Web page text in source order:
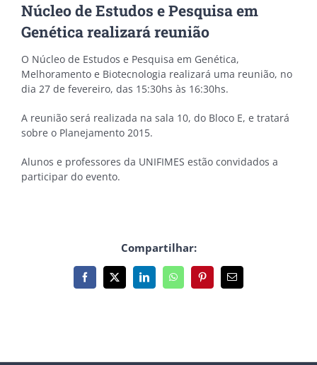
Núcleo de Estudos e Pesquisa em
Genética realizará reunião
O Núcleo de Estudos e Pesquisa em Genética,
Melhoramento e Biotecnologia realizará uma reunião, no
dia 27 de fevereiro, das 15:30hs às 16:30hs.
A reunião será realizada na sala 10, do Bloco E, e tratará
sobre o Planejamento 2015.
Alunos e professores da UNIFIMES estão convidados a
participar do evento.
Compartilhar:
Facebook
X LinkedInWhatsAppPinterest
E-
mail